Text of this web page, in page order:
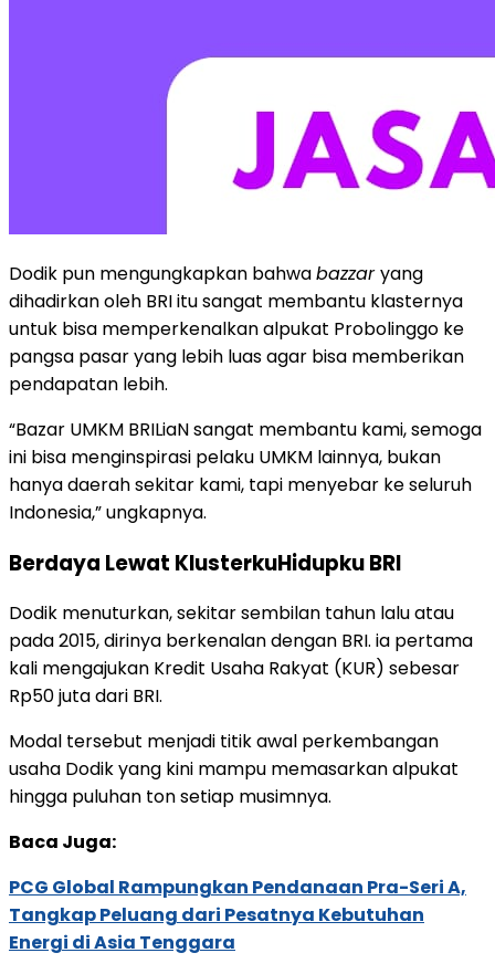
Dodik pun mengungkapkan bahwabazzaryang
dihadirkan oleh BRI itu sangat membantu klasternya
untuk bisa memperkenalkan alpukat Probolinggo ke
pangsa pasar yang lebih luas agar bisa memberikan
pendapatan lebih.
“Bazar UMKM BRILiaN sangat membantu kami, semoga
ini bisa menginspirasi pelaku UMKM lainnya, bukan
hanya daerah sekitar kami, tapi menyebar ke seluruh
Indonesia,” ungkapnya.
Berdaya Lewat KlusterkuHidupku BRI
Dodik menuturkan, sekitar sembilan tahun lalu atau
pada 2015, dirinya berkenalan dengan BRI. ia pertama
kali mengajukan Kredit Usaha Rakyat (KUR) sebesar
Rp50 juta dari BRI.
Modal tersebut menjadi titik awal perkembangan
usaha Dodik yang kini mampu memasarkan alpukat
hingga puluhan ton setiap musimnya.
Baca Juga:
PCG Global Rampungkan Pendanaan Pra-Seri A,
Tangkap Peluang dari Pesatnya Kebutuhan
Energi di Asia Tenggara